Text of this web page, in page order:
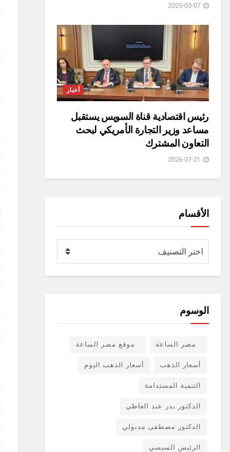
أخبار
رئيس اقتصادية قناة السويس يستقبل
مساعد وزير التجارة الأمريكي لبحث
التعاون المشترك
الأقسام
اختر التصنيف
الوسوم
مصر الساعة موقع مصر الساعة
أسعار الذهب أسعار الذهب اليوم
التنمية المستدامة
الدكتور بدر عبد العاطي
الدكتور مصطفى مدبولي
الرئيس السيسي